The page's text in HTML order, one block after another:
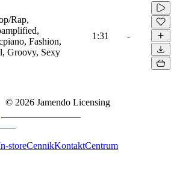
Rap,
Fashion,
Groovy, Sexy
1:31 -
© 2026 Jamendo Licensing
storeCennikKontaktCentrum